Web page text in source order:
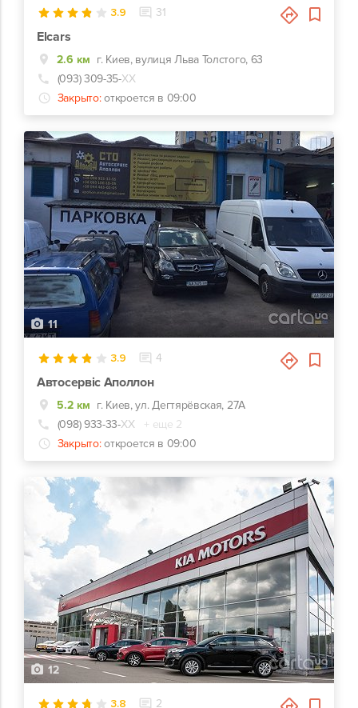
3.9 31
Elcars
2.6 км г. Киев, вулиця Льва Толстого, 63
(093) 309-35-ХХ
Закрыто: откроется в 09:00
11
3.9 4
Автосервіс Аполлон
5.2 км г. Киев, ул. Дегтярёвская, 27А
(098) 933-33-ХХ
+ еще 2
Закрыто: откроется в 09:00
12
3.8 2